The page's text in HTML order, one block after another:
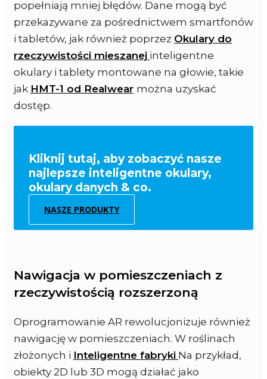
popełniają mniej błędów. Dane mogą być
przekazywane za pośrednictwem smartfonów
i tabletów, jak również poprzez Okulary do
rzeczywistości mieszanej inteligentne
okulary i tablety montowane na głowie, takie
jak HMT-1 od Realwear można uzyskać
dostęp.
Kliknij tutaj, aby zobaczyć nasze
najlepsze inteligentne okulary,
okulary danych & co.
NASZE PRODUKTY
Nawigacja w pomieszczeniach z
rzeczywistością rozszerzoną
Oprogramowanie AR rewolucjonizuje również
nawigację w pomieszczeniach. W roślinach
złożonych i Inteligentne fabryki Na przykład,
obiekty 2D lub 3D mogą działać jako